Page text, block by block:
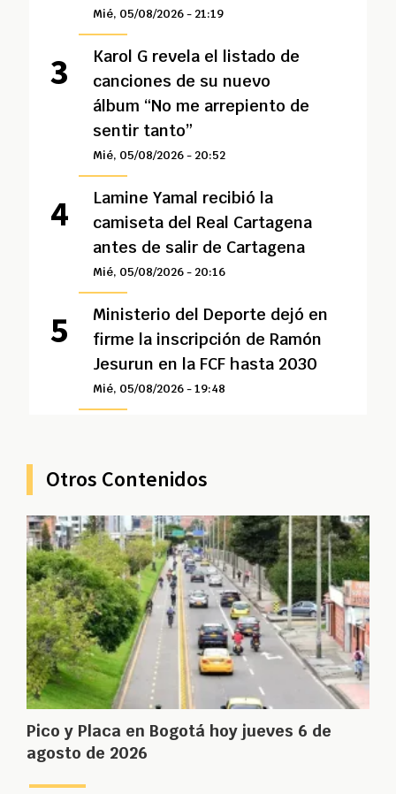
Mié, 05/08/2026 - 21:19
Karol G revela el listado de
canciones de su nuevo
álbum “No me arrepiento de
sentir tanto”
Mié, 05/08/2026 - 20:52
Lamine Yamal recibió la
camiseta del Real Cartagena
antes de salir de Cartagena
Mié, 05/08/2026 - 20:16
Ministerio del Deporte dejó en
firme la inscripción de Ramón
Jesurun en la FCF hasta 2030
Mié, 05/08/2026 - 19:48
Otros Contenidos
Pico y Placa en Bogotá hoy jueves 6 de
agosto de 2026